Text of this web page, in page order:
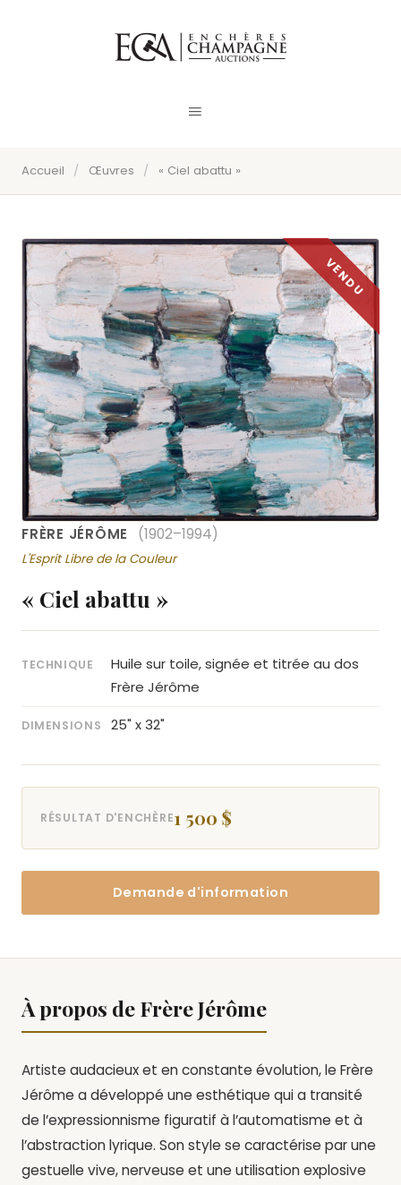
Accueil / Œuvres / « Ciel abattu »
FRÈRE JÉRÔME (1902–1994)
L'Esprit Libre de la Couleur
« Ciel abattu »
TECHNIQUE
Huile sur toile, signée et titrée au dos
Frère Jérôme
DIMENSIONS 25" x 32"
RÉSULTAT D'ENCHÈRE1 500 $
Demande d'information
À propos de Frère Jérôme
Artiste audacieux et en constante évolution, le Frère
Jérôme a développé une esthétique qui a transité
de l’expressionnisme figuratif à l’automatisme et à
l’abstraction lyrique. Son style se caractérise par une
gestuelle vive, nerveuse et une utilisation explosive